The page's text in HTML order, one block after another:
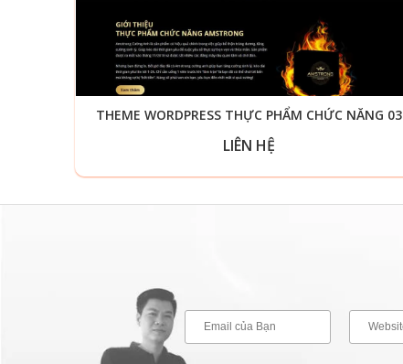
THEME WORDPRESS THỰC PHẨM CHỨC NĂNG 03
LIÊN HỆ